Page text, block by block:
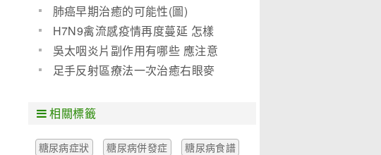
血呢？
肺癌早期治癒的可能性(圖)
H7N9禽流感疫情再度蔓延 怎樣
預防是關鍵!(圖)
吳太咽炎片副作用有哪些 應注意
些什麼
足手反射區療法一次治癒右眼麥
相關標籤
糖尿病症狀 糖尿病併發症
糖尿病食譜